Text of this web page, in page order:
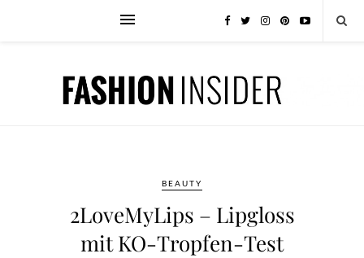
BEAUTY
2LoveMyLips – Lipgloss
mit KO-Tropfen-Test